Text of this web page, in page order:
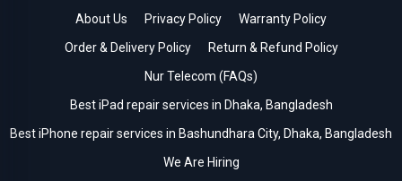
About Us Privacy Policy
Warranty Policy
Order & Delivery Policy
Return & Refund Policy
Nur Telecom (FAQs)
Best iPad repair services in Dhaka, Bangladesh
Best iPhone repair services in Bashundhara City, Dhaka, Bangladesh
We Are Hiring